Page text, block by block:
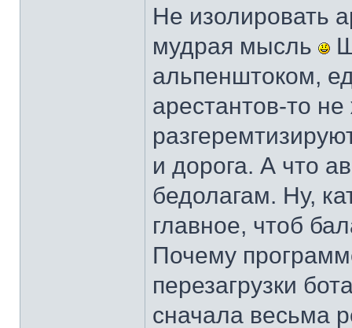
Не изолировать
мудрая мысль
альпенштоком,
арестантов-то
и дорога. А что
бедолагам. Ну,
главное, чтоб
Почему
перезагрузки
сначала весьма